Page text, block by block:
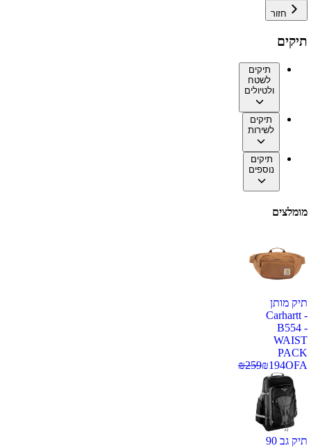
חזור
תיקים
תיקים
לשטח
ולטיולים
תיקים
לשירות
תיקים
נוספים
מומלצים
תיק מותן
Carhartt -
B554 -
WAIST
PACK
OFA
₪194
₪259
תיק גב 90